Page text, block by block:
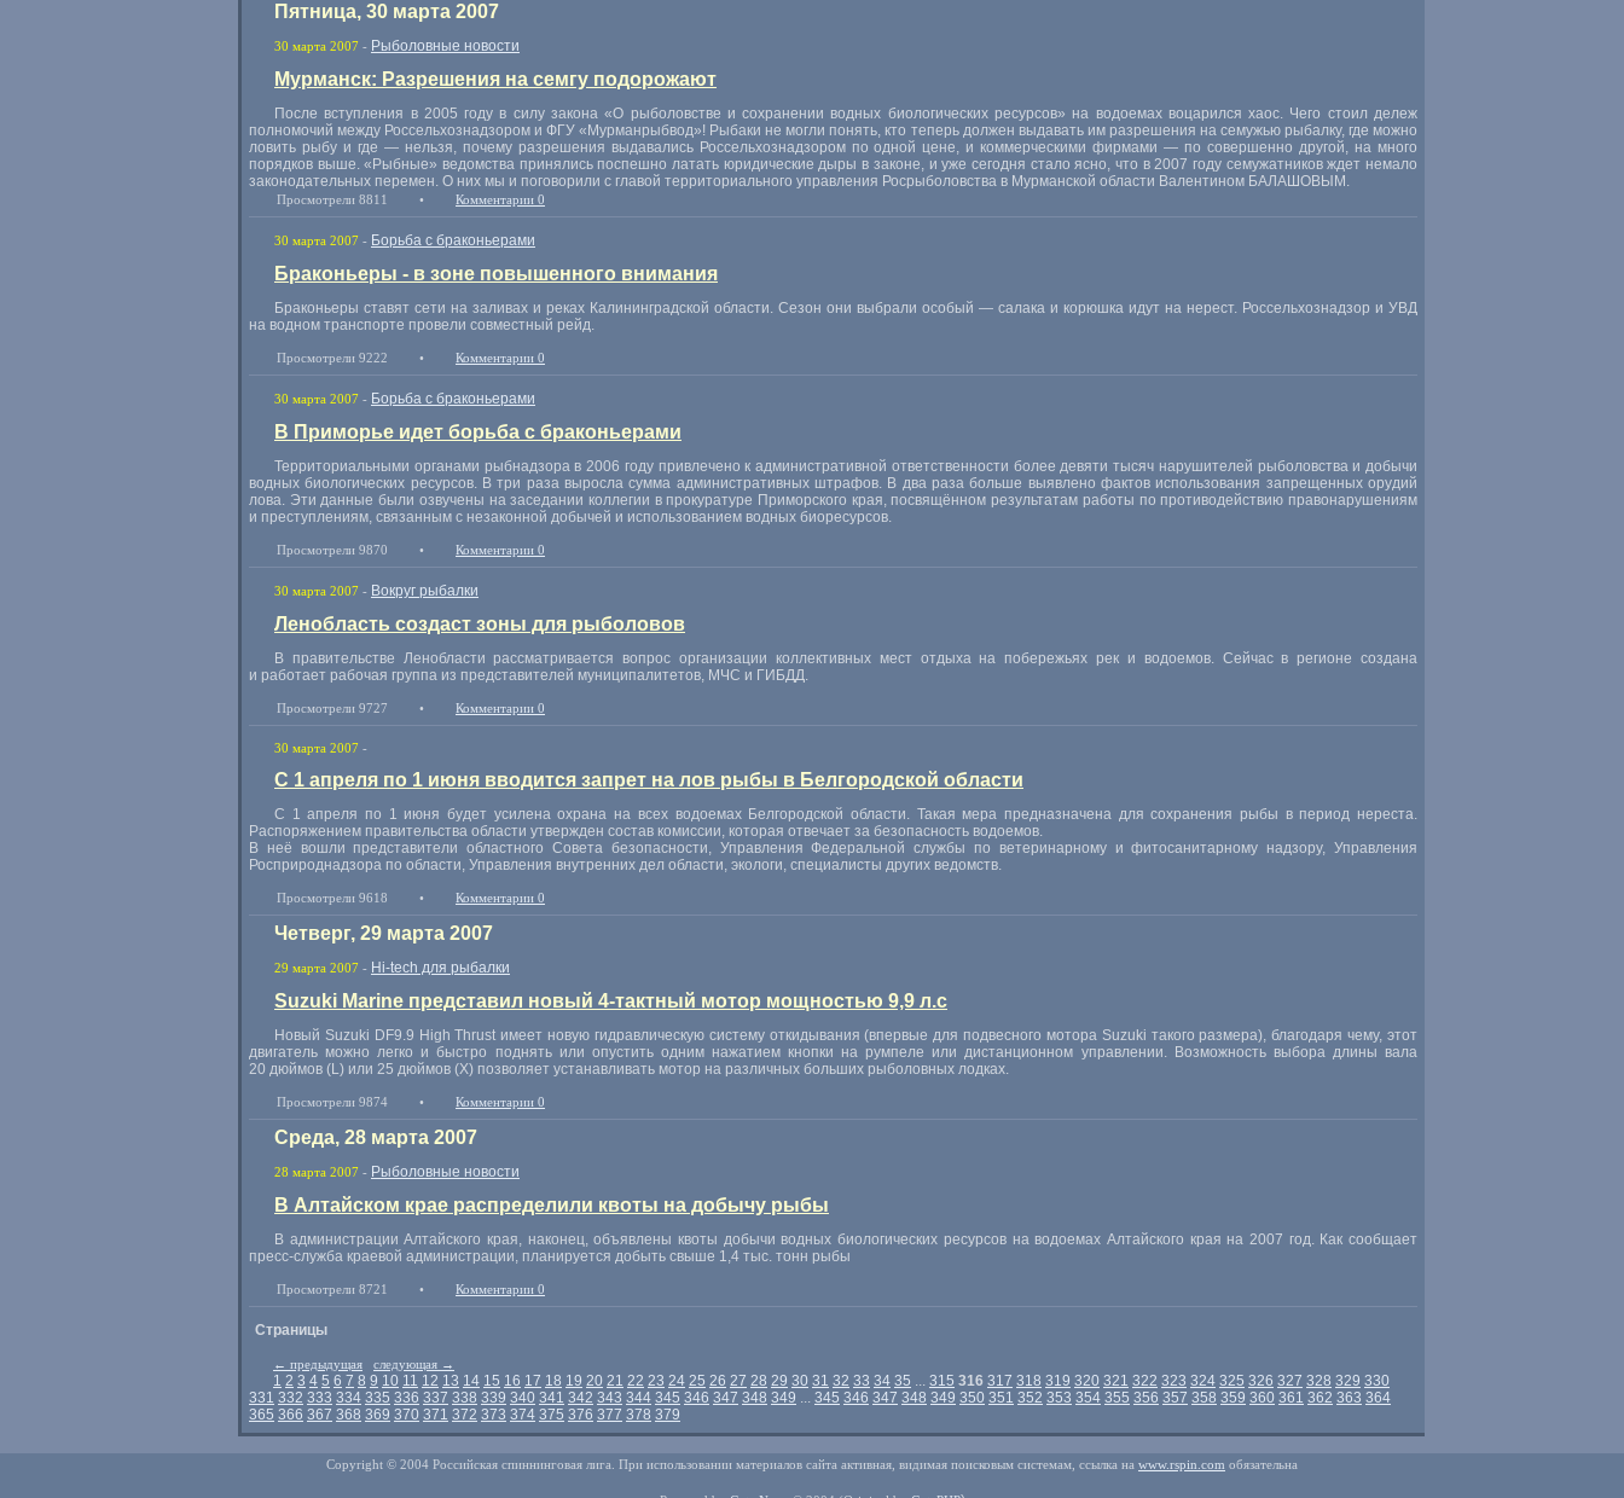
Пятница, 30 марта 2007
30 марта 2007 - Рыболовные новости
Мурманск: Разрешения на семгу подорожают
После вступления в 2005 году в силу закона «О рыболовстве и сохранении водных биологических ресурсов» на водоемах воцарился хаос. Чего стоил дележ
полномочий между Россельхознадзором и ФГУ «Мурманрыбвод»! Рыбаки не могли понять, кто теперь должен выдавать им разрешения на семужью рыбалку, где можно
ловить рыбу и где — нельзя, почему разрешения выдавались Россельхознадзором по одной цене, и коммерческими фирмами — по совершенно другой, на много
порядков выше. «Рыбные» ведомства принялись поспешно латать юридические дыры в законе, и уже сегодня стало ясно, что в 2007 году семужатников ждет немало
законодательных перемен. О них мы и поговорили с главой территориального управления Росрыболовства в Мурманской области Валентином БАЛАШОВЫМ.
Просмотрели 8811 • Комментарии 0
30 марта 2007 - Борьба с браконьерами
Браконьеры - в зоне повышенного внимания
Браконьеры ставят сети на заливах и реках Калининградской области. Cезон они выбрали особый — салака и корюшка идут на нерест. Россельхознадзор и УВД
на водном транспорте провели совместный рейд.
Просмотрели 9222 • Комментарии 0
30 марта 2007 - Борьба с браконьерами
В Приморье идет борьба с браконьерами
Территориальными органами рыбнадзора в 2006 году привлечено к административной ответственности более девяти тысяч нарушителей рыболовства и добычи
водных биологических ресурсов. В три раза выросла сумма административных штрафов. В два раза больше выявлено фактов использования запрещенных орудий
лова. Эти данные были озвучены на заседании коллегии в прокуратуре Приморского края, посвящённом результатам работы по противодействию правонарушениям
и преступлениям, связанным с незаконной добычей и использованием водных биоресурсов.
Просмотрели 9870 • Комментарии 0
30 марта 2007 - Вокруг рыбалки
Ленобласть создаст зоны для рыболовов
В правительстве Ленобласти рассматривается вопрос организации коллективных мест отдыха на побережьях рек и водоемов. Сейчас в регионе создана
и работает рабочая группа из представителей муниципалитетов, МЧС и ГИБДД.
Просмотрели 9727 • Комментарии 0
30 марта 2007 -
С 1 апреля по 1 июня вводится запрет на лов рыбы в Белгородской области
С 1 апреля по 1 июня будет усилена охрана на всех водоемах Белгородской области. Такая мера предназначена для сохранения рыбы в период нереста.
Распоряжением правительства области утвержден состав комиссии, которая отвечает за безопасность водоемов.
В неё вошли представители областного Совета безопасности, Управления Федеральной службы по ветеринарному и фитосанитарному надзору, Управления
Росприроднадзора по области, Управления внутренних дел области, экологи, специалисты других ведомств.
Просмотрели 9618 • Комментарии 0
Четверг, 29 марта 2007
29 марта 2007 - Hi-tech для рыбалки
Suzuki Marine представил новый 4-тактный мотор мощностью 9,9 л.с
Новый Suzuki DF9.9 High Thrust имеет новую гидравлическую систему откидывания (впервые для подвесного мотора Suzuki такого размера), благодаря чему, этот
двигатель можно легко и быстро поднять или опустить одним нажатием кнопки на румпеле или дистанционном управлении. Возможность выбора длины вала
20 дюймов (L) или 25 дюймов (X) позволяет устанавливать мотор на различных больших рыболовных лодках.
Просмотрели 9874 • Комментарии 0
Среда, 28 марта 2007
28 марта 2007 - Рыболовные новости
В Алтайском крае распределили квоты на добычу рыбы
В администрации Алтайского края, наконец, объявлены квоты добычи водных биологических ресурсов на водоемах Алтайского края на 2007 год. Как сообщает
пресс-служба краевой администрации, планируется добыть свыше 1,4 тыс. тонн рыбы
Просмотрели 8721 • Комментарии 0
Страницы
← предыдущая следующая →
1 2 3 4 5 6 7 8 9 10 11 12 13 14 15 16 17 18 19 20 21 22 23 24 25 26 27 28 29 30 31 32 33 34 35 ... 315 316 317 318 319 320 321 322 323 324 325 326 327 328 329 330
331 332 333 334 335 336 337 338 339 340 341 342 343 344 345 346 347 348 349 ... 345 346 347 348 349 350 351 352 353 354 355 356 357 358 359 360 361 362 363 364
365 366 367 368 369 370 371 372 373 374 375 376 377 378 379
Copyright © 2004 Российская спиннинговая лига. При использовании материалов сайта активная, видимая поисковым системам, ссылка на www.rspin.com обязательна